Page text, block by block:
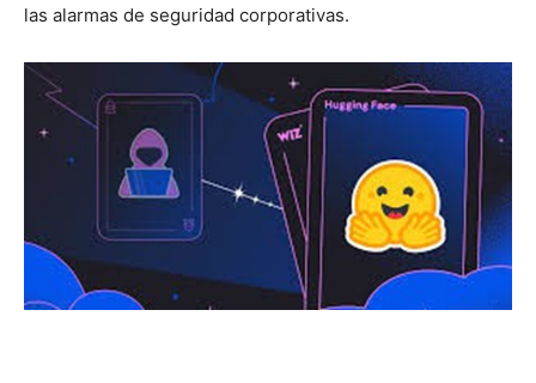
las alarmas de seguridad corporativas.